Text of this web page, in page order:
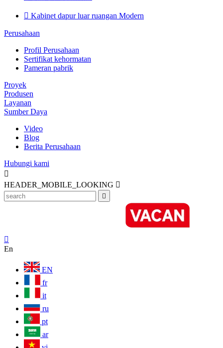
 Kabinet dapur luar ruangan Modern
Perusahaan
Profil Perusahaan
Sertifikat kehormatan
Pameran pabrik
Proyek
Produsen
Layanan
Sumber Daya
Video
Blog
Berita Perusahaan
Hubungi kami

HEADER_MOBILE_LOOKING 


En
EN
fr
it
ru
pt
ar